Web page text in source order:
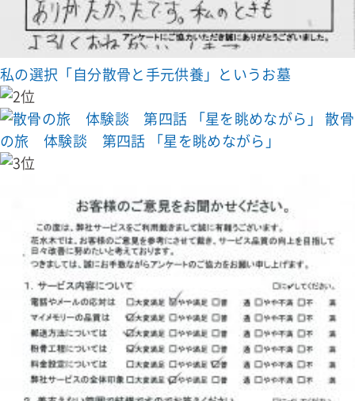
私の選択「自分散骨と手元供養」というお墓
散骨
の旅 体験談 第四話 「星を眺めながら」